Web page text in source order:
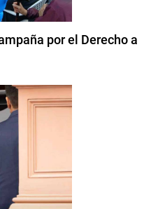
por el Derecho a